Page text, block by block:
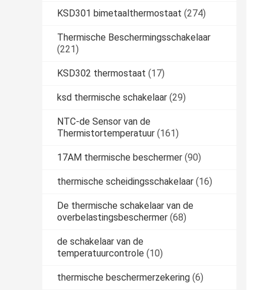
KSD301 bimetaalthermostaat (274)
Thermische Beschermingsschakelaar
(221)
KSD302 thermostaat (17)
ksd thermische schakelaar (29)
NTC-de Sensor van de
Thermistortemperatuur (161)
17AM thermische beschermer (90)
thermische scheidingsschakelaar (16)
De thermische schakelaar van de
overbelastingsbeschermer (68)
de schakelaar van de
temperatuurcontrole (10)
thermische beschermerzekering (6)